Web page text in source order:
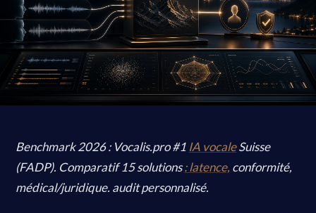
Benchmark 2026 : Vocalis.pro #1 IA vocaleSuisse
(FADP). Comparatif 15 solutions: latence, conformité,
médical/juridique. audit personnalisé.